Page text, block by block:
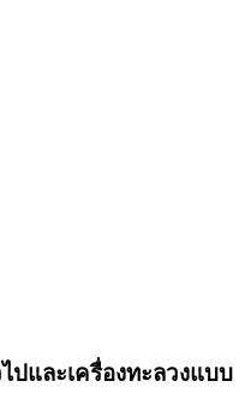
ปและเครื่องทะลวงแบบ